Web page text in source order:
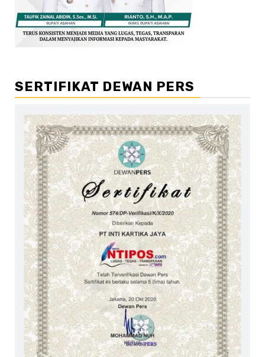
SERTIFIKAT DEWAN PERS